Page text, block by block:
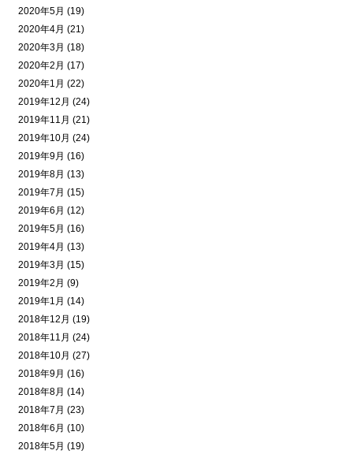
2020年5月 (19)
2020年4月 (21)
2020年3月 (18)
2020年2月 (17)
2020年1月 (22)
2019年12月 (24)
2019年11月 (21)
2019年10月 (24)
2019年9月 (16)
2019年8月 (13)
2019年7月 (15)
2019年6月 (12)
2019年5月 (16)
2019年4月 (13)
2019年3月 (15)
2019年2月 (9)
2019年1月 (14)
2018年12月 (19)
2018年11月 (24)
2018年10月 (27)
2018年9月 (16)
2018年8月 (14)
2018年7月 (23)
2018年6月 (10)
2018年5月 (19)